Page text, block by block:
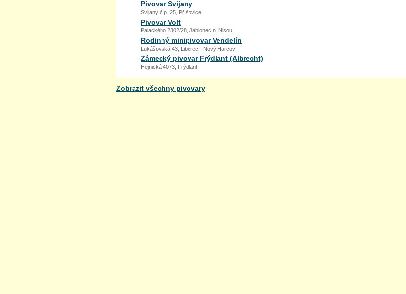
Pivovar Svijany
Svijany č.p. 25, Příšovice
Pivovar Volt
Palackého 2302/28, Jablonec n. Nisou
Rodinný minipivovar Vendelín
Lukášovská 43, Liberec - Nový Harcov
Zámecký pivovar Frýdlant (Albrecht)
Hejnická 4073, Frýdlant
Zobrazit všechny pivovary